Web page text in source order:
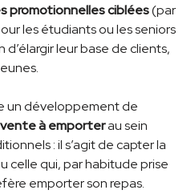
promotionnelles ciblées(par
les étudiants ou les seniors
leur base de clients,
un développement de
à emporterau sein
: il s’agit de capter la
celle qui, par habitude prise
emporter son repas.